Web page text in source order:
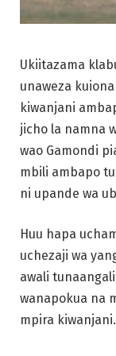
Ukiitazama
unaweza
kiwanjani
jicho la namna
wao Gamondi
mbili ambapo
ni upande wa
Huu hapa
uchezaji wa
awali
wanapokua na
mpira kiwanjani.